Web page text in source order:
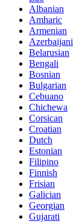
Albanian
Amharic
Armenian
Azerbaijani
Belarusian
Bengali
Bosnian
Bulgarian
Cebuano
Chichewa
Corsican
Croatian
Dutch
Estonian
Filipino
Finnish
Frisian
Galician
Georgian
Gujarati